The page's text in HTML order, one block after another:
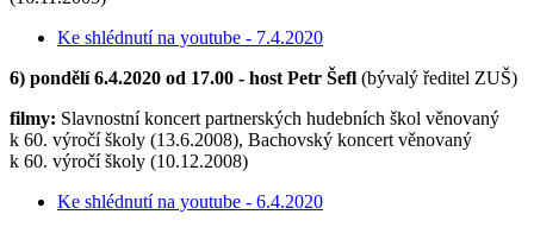
Ke shlédnutí na youtube - 7.4.2020
6) pondělí 6.4.2020 od 17.00 - host Petr Šefl (bývalý ředitel ZUŠ)
filmy: Slavnostní koncert partnerských hudebních škol věnovaný
k 60. výročí školy (13.6.2008), Bachovský koncert věnovaný
k 60. výročí školy (10.12.2008)
Ke shlédnutí na youtube - 6.4.2020